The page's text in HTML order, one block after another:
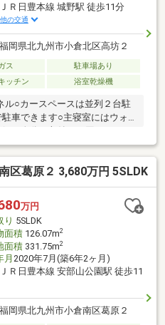
ＪＲ日豊本線 城野駅 徒歩11分
の交通
福岡県北九州市小倉北区高坊２
ス
駐車場あり
ッチン 浴室乾燥機
ル○カースペースは並列２台駐
車できます○主寝室にはウォ
二人分の収納にも困りません
や帰宅時、お風呂上がりなど
族と顔を合わせやすく、自然
○閑静な住宅街にある落ち着
程度と日々のお買い物に困り
区葛原２ 3,680万円 5SLDK
万円
り 5SLDK
面積126.07m2
面積331.75m2
月 2020年7月(築6年2ヶ月)
ＪＲ日豊本線 安部山公園駅 徒歩11
福岡県北九州市小倉南区葛原２